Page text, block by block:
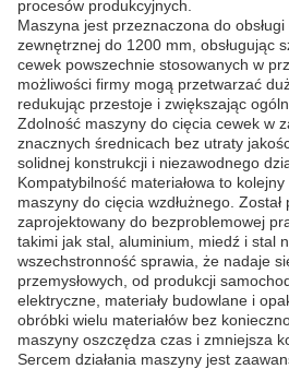
procesów produkcyjnych.
Maszyna jest przeznaczona do
zewnętrznej do 1200 mm, obsługując
cewek powszechnie stosowanych w
możliwości firmy mogą przetwarzać
redukując przestoje i zwiększając
Zdolność maszyny do cięcia cewek w
znacznych średnicach bez utraty
solidnej konstrukcji i niezawodnego
Kompatybilność materiałowa to
maszyny do cięcia wzdłużnego.
zaprojektowany do bezproblemowej
takimi jak stal, aluminium, miedź i stal
wszechstronność sprawia, że ​​nadaje
przemysłowych, od produkcji
elektryczne, materiały budowlane i
obróbki wielu materiałów bez
maszyny oszczędza czas i zmniejsza
Sercem działania maszyny jest